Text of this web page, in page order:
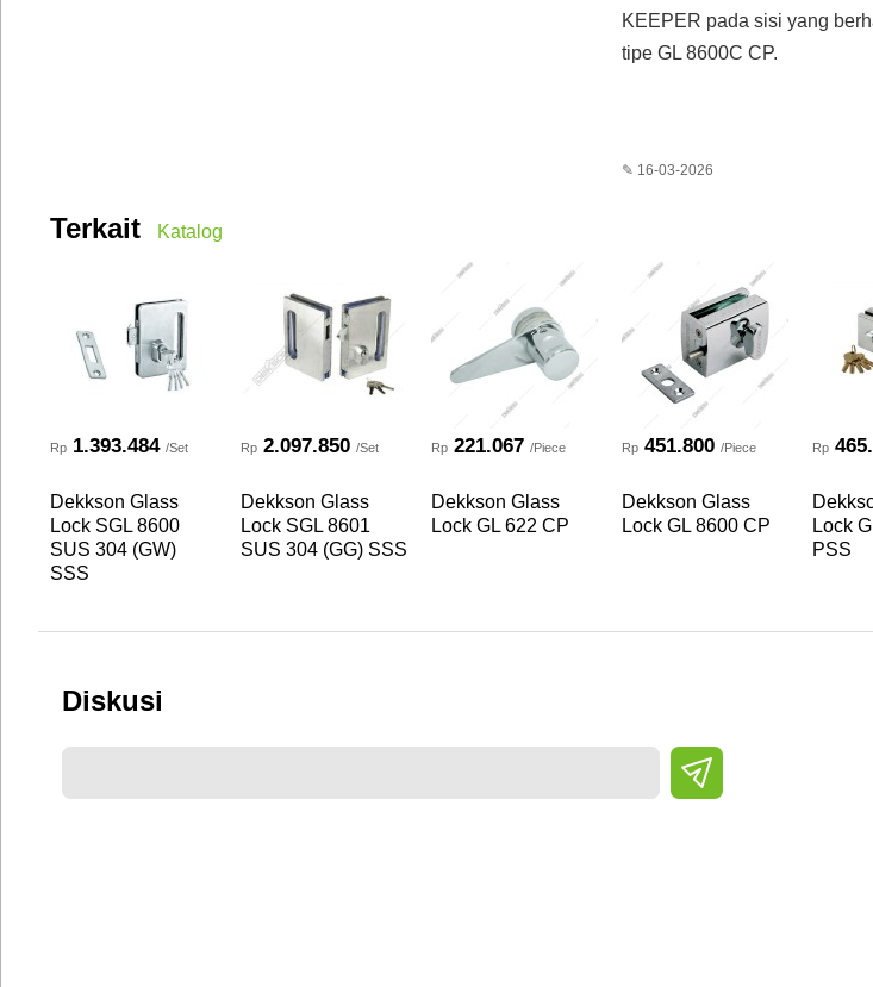
KEEPER pada sisi yang
tipe GL 8600C CP.
✎ 16-03-2026
Terkait Katalog
Rp 1.393.484 /Set
Dekkson Glass
Lock SGL 8600
SUS 304 (GW)
SSS
Rp 2.097.850 /Set
Dekkson Glass
Lock SGL 8601
SUS 304 (GG) SSS
Rp 221.067 /Piece
Dekkson Glass
Lock GL 622 CP
Rp 451.800 /Piece
Dekkson Glass
Lock GL 8600 CP
Rp
Lock
PSS
Diskusi